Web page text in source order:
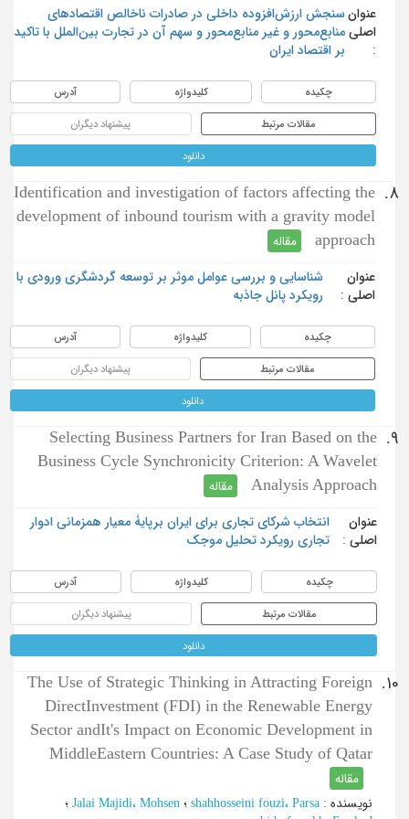
عنوان
اصلی
سنجش ارزش‌افزوده داخلی در صادرات ناخالص اقتصادهای
منابع‌محور و غیر منابع‌محور و سهم آن در تجارت بین‌الملل با تاکید
بر اقتصاد ایران
چکیده کلیدواژه آدرس
مقالات مرتبط پیشنهاد دیگران
دانلود
8.
Identification and investigation of factors affecting the
development of inbound tourism with a gravity model
approach
مقاله
عنوان
اصلی :
شناسایی و بررسی عوامل موثر بر توسعه گردشگری ورودی با
رویکرد پانل جاذبه
چکیده کلیدواژه آدرس
مقالات مرتبط پیشنهاد دیگران
دانلود
9.
Selecting Business Partners for Iran Based on the
Business Cycle Synchronicity Criterion: A Wavelet
Analysis Approach
مقاله
عنوان
اصلی :
انتخاب شرکای تجاری برای ایران برپایۀ معیار همزمانی ادوار
تجاری رویکرد تحلیل موجک
چکیده کلیدواژه آدرس
مقالات مرتبط پیشنهاد دیگران
دانلود
10.
The Use of Strategic Thinking in Attracting Foreign
DirectInvestment (FDI) in the Renewable Energy
Sector andIt's Impact on Economic Development in
MiddleEastern Countries: A Case Study of Qatar
مقاله
نویسنده: shahhosseini fouzi، Parsa؛ Jalai Majidi، Mohsen؛